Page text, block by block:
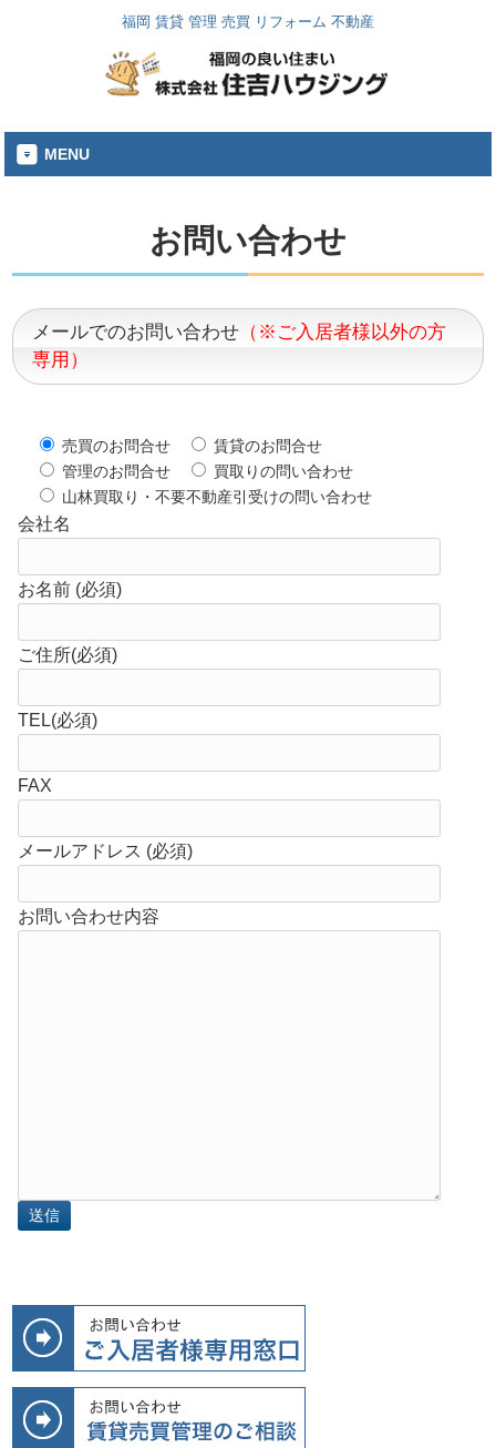
福岡 賃貸 管理 売買 リフォーム 不動産
MENU
お問い合わせ
メールでのお問い合わせ （※ご入居者様以外の方
専用）
売買のお問合せ
賃貸のお問合せ
管理のお問合せ
買取りの問い合わせ
山林買取り・不要不動産引受けの問い合わせ
会社名
お名前 (必須)
ご住所(必須)
TEL(必須)
FAX
メールアドレス (必須)
お問い合わせ内容